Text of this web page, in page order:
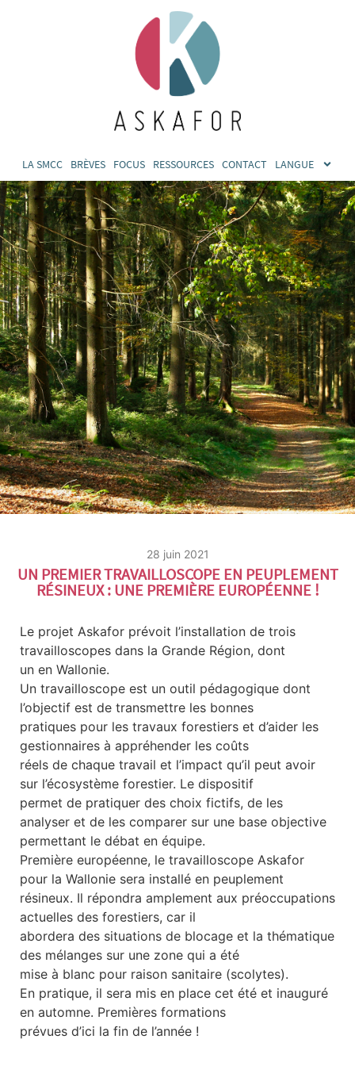
LA SMCC BRÈVES FOCUS RESSOURCES CONTACT LANGUE
28 juin 2021
UN PREMIER TRAVAILLOSCOPE EN PEUPLEMENT
RÉSINEUX : UNE PREMIÈRE EUROPÉENNE !
Le projet Askafor prévoit l’installation de trois
travailloscopes dans la Grande Région, dont
un en Wallonie.
Un travailloscope est un outil pédagogique dont
l’objectif est de transmettre les bonnes
pratiques pour les travaux forestiers et d’aider les
gestionnaires à appréhender les coûts
réels de chaque travail et l’impact qu’il peut avoir
sur l’écosystème forestier. Le dispositif
permet de pratiquer des choix fictifs, de les
analyser et de les comparer sur une base objective
permettant le débat en équipe.
Première européenne, le travailloscope Askafor
pour la Wallonie sera installé en peuplement
résineux. Il répondra amplement aux préoccupations
actuelles des forestiers, car il
abordera des situations de blocage et la thématique
des mélanges sur une zone qui a été
mise à blanc pour raison sanitaire (scolytes).
En pratique, il sera mis en place cet été et inauguré
en automne. Premières formations
prévues d’ici la fin de l’année !